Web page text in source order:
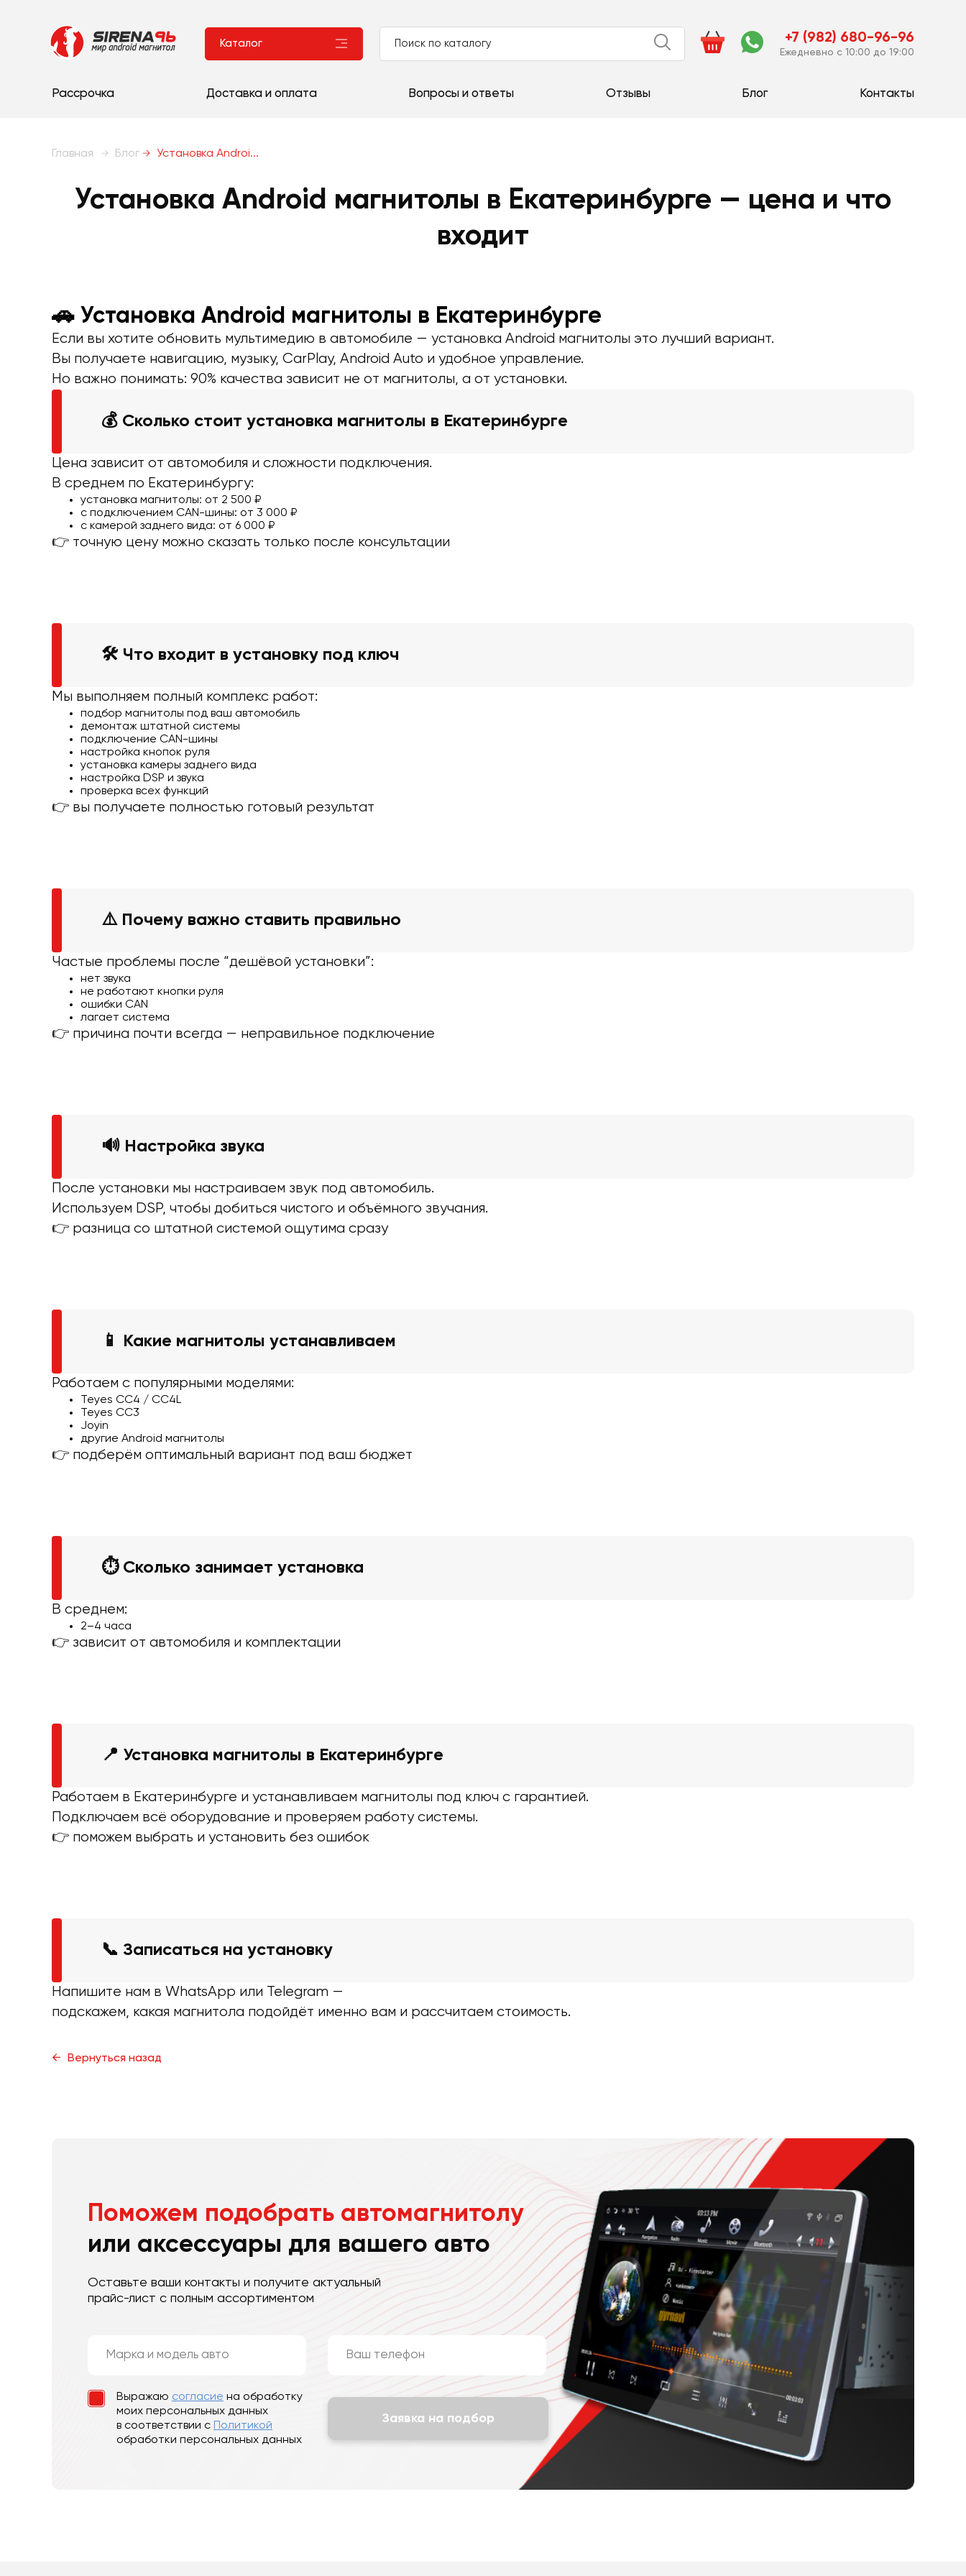
Каталог +7 (982) 680-96-96
Ежедневно с 10:00 до 19:00
Рассрочка Доставка и оплата Вопросы и ответы Отзывы Блог Контакты
Главная Блог Установка Androi...
Установка Android магнитолы в Екатеринбурге — цена и что
входит
🚗 Установка Android магнитолы в Екатеринбурге
Если вы хотите обновить мультимедию в автомобиле — установка Android магнитолы это лучший вариант.
Вы получаете навигацию, музыку, CarPlay, Android Auto и удобное управление.
Но важно понимать: 90% качества зависит не от магнитолы, а от установки.
💰 Сколько стоит установка магнитолы в Екатеринбурге
Цена зависит от автомобиля и сложности подключения.
В среднем по Екатеринбургу:
установка магнитолы: от 2 500 ₽
с подключением CAN-шины: от 3 000 ₽
с камерой заднего вида: от 6 000 ₽
👉 точную цену можно сказать только после консультации
🛠 Что входит в установку под ключ
Мы выполняем полный комплекс работ:
подбор магнитолы под ваш автомобиль
демонтаж штатной системы
подключение CAN-шины
настройка кнопок руля
установка камеры заднего вида
настройка DSP и звука
проверка всех функций
👉 вы получаете полностью готовый результат
⚠️ Почему важно ставить правильно
Частые проблемы после “дешёвой установки”:
нет звука
не работают кнопки руля
ошибки CAN
лагает система
👉 причина почти всегда — неправильное подключение
🔊 Настройка звука
После установки мы настраиваем звук под автомобиль.
Используем DSP, чтобы добиться чистого и объёмного звучания.
👉 разница со штатной системой ощутима сразу
📱 Какие магнитолы устанавливаем
Работаем с популярными моделями:
Teyes CC4 / CC4L
Teyes CC3
Joyin
другие Android магнитолы
👉 подберём оптимальный вариант под ваш бюджет
⏱ Сколько занимает установка
В среднем:
2–4 часа
👉 зависит от автомобиля и комплектации
📍 Установка магнитолы в Екатеринбурге
Работаем в Екатеринбурге и устанавливаем магнитолы под ключ с гарантией.
Подключаем всё оборудование и проверяем работу системы.
👉 поможем выбрать и установить без ошибок
📞 Записаться на установку
Напишите нам в WhatsApp или Telegram —
подскажем, какая магнитола подойдёт именно вам и рассчитаем стоимость.
Вернуться назад
Поможем подобрать автомагнитолу
или аксессуары для вашего авто
Оставьте ваши контакты и получите актуальный
прайс-лист с полным ассортиментом
Выражаю согласие на обработку
моих персональных данных
в соответствии с Политикой
обработки персональных данных
Заявка на подбор